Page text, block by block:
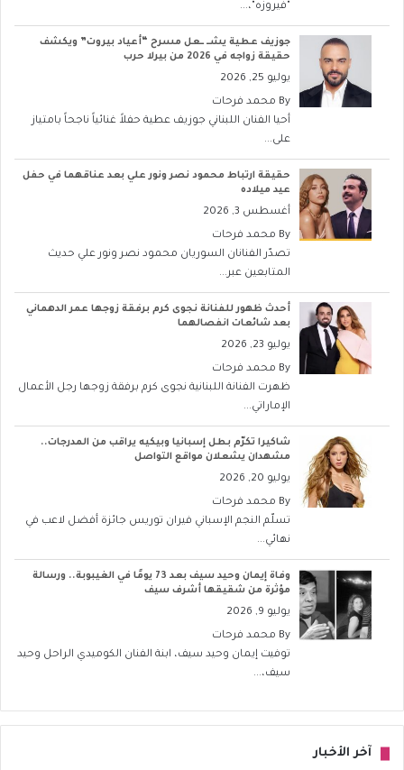
"فيروزه"،...
جوزيف عطية يشــ ــعل مسرح “أعياد بيروت” ويكشف
حقيقة زواجه في 2026 من بيرلا حرب
يوليو 25, 2026
By محمد فرحات
أحيا الفنان اللبناني جوزيف عطية حفلاً غنائياً ناجحاً بامتياز
على...
حقيقة ارتباط محمود نصر ونور علي بعد عناقهما في حفل
عيد ميلاده
أغسطس 3, 2026
By محمد فرحات
تصدّر الفنانان السوريان محمود نصر ونور علي حديث
المتابعين عبر...
أحدث ظهور للفنانة نجوى كرم برفقة زوجها عمر الدهماني
بعد شائعات انفصالهما
يوليو 23, 2026
By محمد فرحات
ظهرت الفنانة اللبنانية نجوى كرم برفقة زوجها رجل الأعمال
الإماراتي...
شاكيرا تكرّم بطل إسبانيا وبيكيه يراقب من المدرجات..
مشهدان يشعلان مواقع التواصل
يوليو 20, 2026
By محمد فرحات
تسلّم النجم الإسباني فيران توريس جائزة أفضل لاعب في
نهائي...
وفاة إيمان وحيد سيف بعد 73 يومًا في الغيبوبة.. ورسالة
مؤثرة من شقيقها أشرف سيف
يوليو 9, 2026
By محمد فرحات
توفيت إيمان وحيد سيف، ابنة الفنان الكوميدي الراحل وحيد
سيف،...
آخر الأخبار